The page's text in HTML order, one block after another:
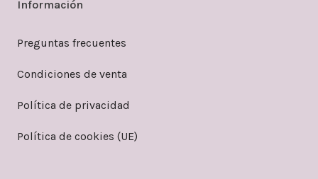
Información
Preguntas frecuentes
Condiciones de venta
Política de privacidad
Política de cookies (UE)